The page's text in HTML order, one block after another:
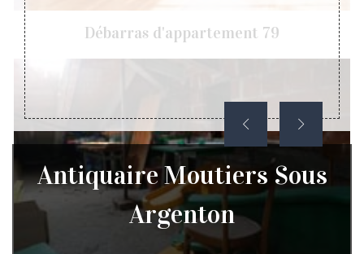
Débarras d'appartement 79
Antiquaire Moutiers Sous
Argenton